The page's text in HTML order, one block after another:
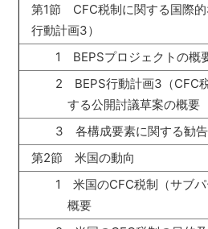
第1節 CFC税制に関する国際的
行動計画3）
1 BEPSプロジェクトの概
2 BEPS行動計画3（CFC
する公開討議草案の概要
3 各構成要素に関する勧
第2節 米国の動向
1 米国のCFC税制（サブ
概要